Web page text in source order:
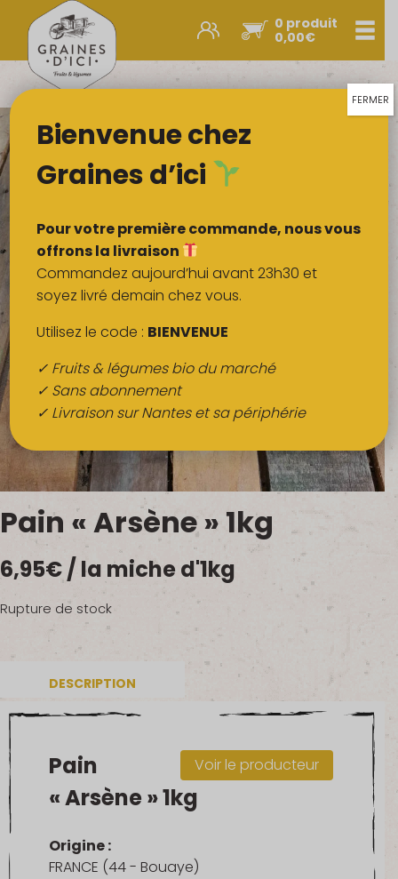
0 produit
0,00€
Promos et nouveautés
Légumes & œufs
Fruits
Viandes
Boulangerie
Crémerie
Poissons
Épicerie sucrée
Épices
Boissons
QUI SOMMES-NOUS ?
FRUITS BIO AU BUREAU
NOS PRODUCTEURS
NOS MARCHÉS
Pain « Arsène » 1kg
6,95€/ la miche d'1kg
Rupture de stock
DESCRIPTION
Voir le producteur
Pain
« Arsène » 1kg
Origine :
FRANCE (44 - Bouaye)
Bienvenue chez
Graines d’ici
Pour votre première commande, nous vous
offrons la livraison
Commandez aujourd’hui avant 23h30 et
soyez livré demain chez vous.
Utilisez le code : BIENVENUE
✓ Fruits & légumes bio du marché
✓ Sans abonnement
✓ Livraison sur Nantes et sa périphérie
FERMER